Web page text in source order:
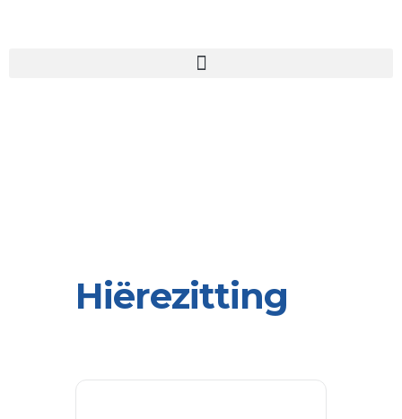
Hiërezitting